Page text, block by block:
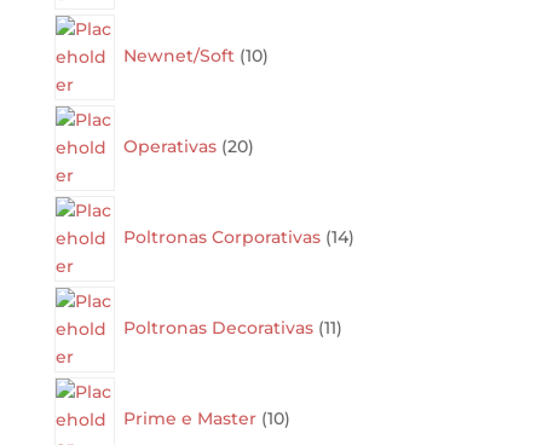
Newnet/Soft 10products
Operativas 20products
Poltronas Corporativas 14products
Poltronas Decorativas 11products
Prime e Master 10products